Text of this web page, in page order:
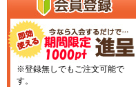
※登録無しでもご注文可能で
す。